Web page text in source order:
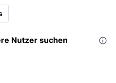
Nutzer suchen